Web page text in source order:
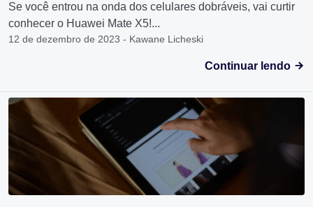
Se você entrou na onda dos celulares dobráveis, vai curtir
conhecer o Huawei Mate X5!...
12 de dezembro de 2023 - Kawane Licheski
Continuar lendo